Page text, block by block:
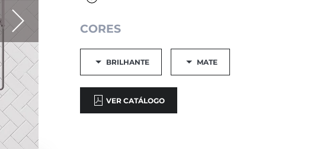
CORES
BRILHANTE MATE
VER CATÁLOGO